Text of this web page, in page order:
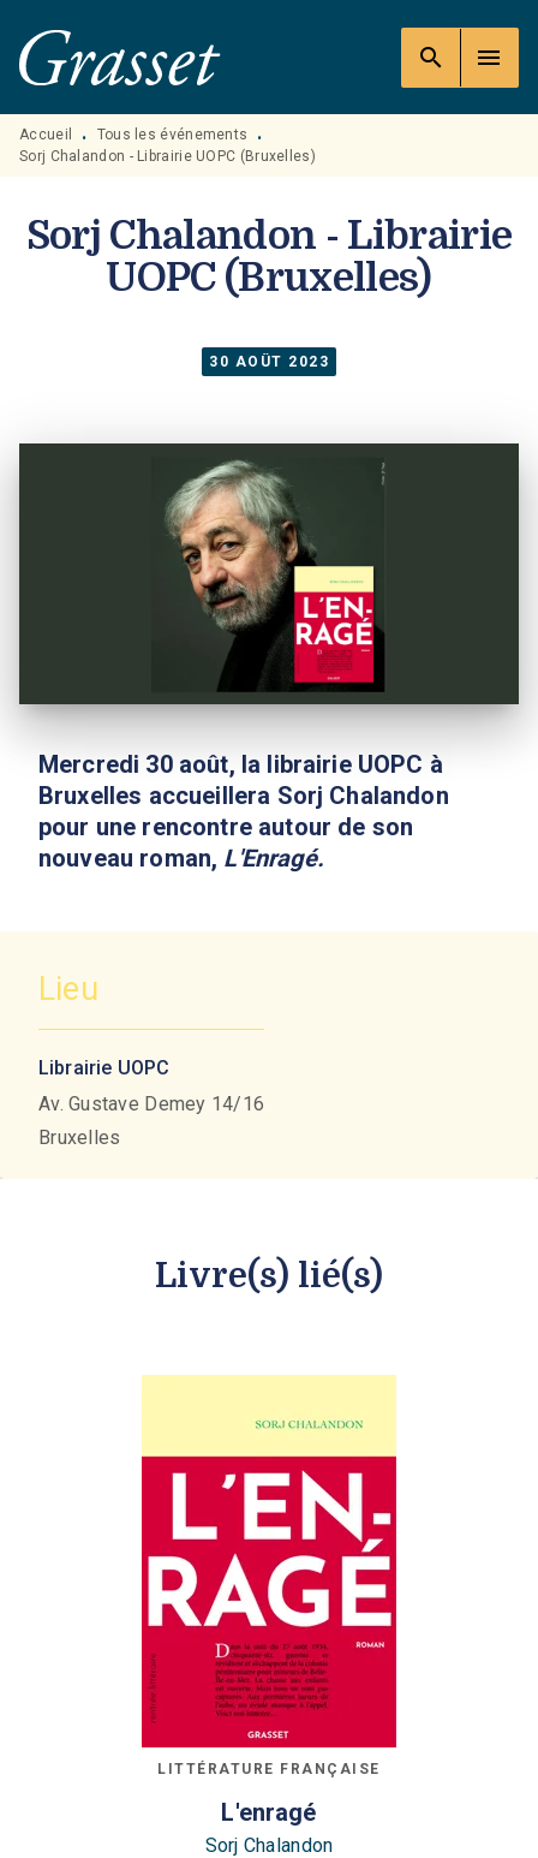
MENU RECHERCHE
PIED DE PAGE
search menu
Accueil • Tous les événements
•
Sorj Chalandon - Librairie UOPC (Bruxelles)
Sorj Chalandon - Librairie
UOPC (Bruxelles)
30 AOÛT 2023
Mercredi 30 août, la librairie UOPC à
Bruxelles accueillera Sorj Chalandon
pour une rencontre autour de son
nouveau roman, L'Enragé.
Lieu
Librairie UOPC
Av. Gustave Demey 14/16
Bruxelles
Livre(s) lié(s)
LITTÉRATURE FRANÇAISE
L'enragé
Sorj Chalandon